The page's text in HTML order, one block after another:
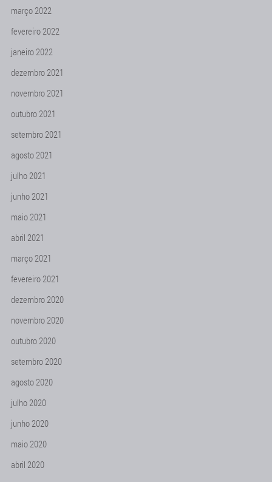
março 2022
fevereiro 2022
janeiro 2022
dezembro 2021
novembro 2021
outubro 2021
setembro 2021
agosto 2021
julho 2021
junho 2021
maio 2021
abril 2021
março 2021
fevereiro 2021
dezembro 2020
novembro 2020
outubro 2020
setembro 2020
agosto 2020
julho 2020
junho 2020
maio 2020
abril 2020